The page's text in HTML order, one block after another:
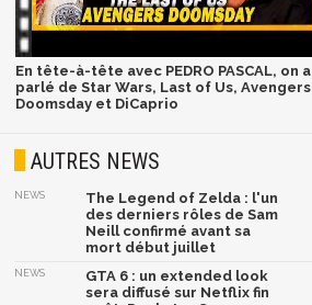
En tête-à-tête avec PEDRO PASCAL, on a
parlé de Star Wars, Last of Us, Avengers
Doomsday et DiCaprio
AUTRES NEWS
NEWS
The Legend of Zelda : l'un
des derniers rôles de Sam
Neill confirmé avant sa
mort début juillet
NEWS
GTA 6 : un extended look
sera diffusé sur Netflix fin